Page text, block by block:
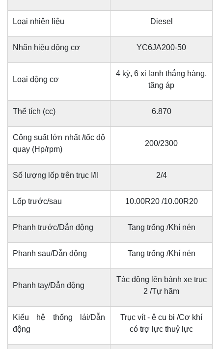
Loại nhiên liệu Diesel
Nhãn hiệu động cơ YC6JA200-50
Loại động cơ
4 kỳ, 6 xi lanh thẳng hàng,
tăng áp
Thể tích (cc) 6.870
Công suất lớn nhất /tốc độ
quay (Hp/rpm)
200/2300
Số lượng lốp trên trục I/II 2/4
Lốp trước/sau 10.00R20 /10.00R20
Phanh trước/Dẫn động Tang trống /Khí nén
Phanh sau/Dẫn động Tang trống /Khí nén
Phanh tay/Dẫn động
Tác động lên bánh xe trục
2 /Tự hãm
Kiểu hệ thống lái/Dẫn
động
Trục vít - ê cu bi /Cơ khí
có trợ lực thuỷ lực